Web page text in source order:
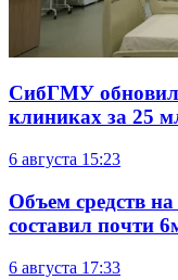
СибГМУ обновил
клиниках за 25
6 августа 15:23
Объем средств
составил почти
6 августа 17:33